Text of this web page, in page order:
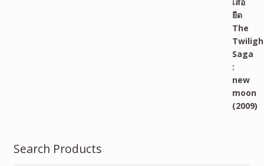
Search Products